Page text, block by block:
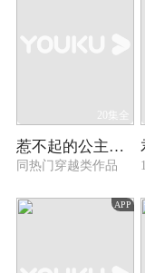
20集全
惹不起的公主殿下
同热门穿越类作品
APP